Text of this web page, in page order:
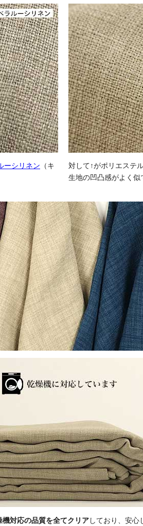
ーシリネン （キ
対して↑がポリエステ
生地の凹凸感がよく似
機対応の品質を全てクリアしており、安心